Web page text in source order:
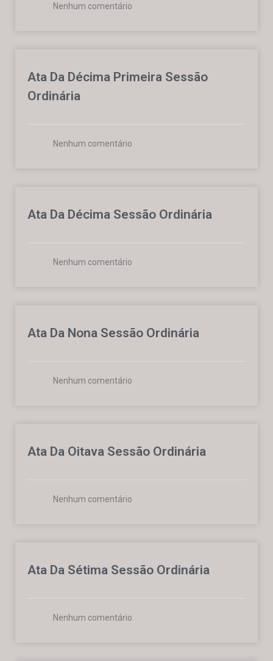
Nenhum comentário
Ata Da Décima Primeira Sessão
Ordinária
Nenhum comentário
Ata Da Décima Sessão Ordinária
Nenhum comentário
Ata Da Nona Sessão Ordinária
Nenhum comentário
Ata Da Oitava Sessão Ordinária
Nenhum comentário
Ata Da Sétima Sessão Ordinária
Nenhum comentário